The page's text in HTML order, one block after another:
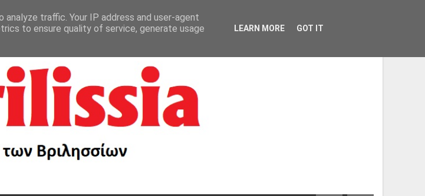
traffic. Your IP address and user-agent
to ensure quality of service, generate usage
LEARN MORE GOT IT